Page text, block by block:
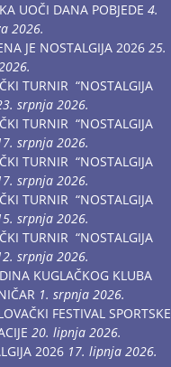
UOČI DANA POBJEDE 4.
2026.
JE NOSTALGIJA 2026 25.
TURNIR “NOSTALGIJA
srpnja 2026.
TURNIR “NOSTALGIJA
srpnja 2026.
TURNIR “NOSTALGIJA
srpnja 2026.
TURNIR “NOSTALGIJA
srpnja 2026.
TURNIR “NOSTALGIJA
srpnja 2026.
KUGLAČKOG KLUBA
1. srpnja 2026.
FESTIVAL SPORTSKE
20. lipnja 2026.
2026 17. lipnja 2026.